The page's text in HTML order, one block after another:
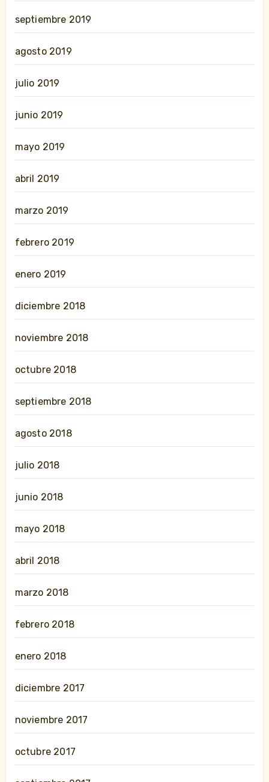
septiembre 2019
agosto 2019
julio 2019
junio 2019
mayo 2019
abril 2019
marzo 2019
febrero 2019
enero 2019
diciembre 2018
noviembre 2018
octubre 2018
septiembre 2018
agosto 2018
julio 2018
junio 2018
mayo 2018
abril 2018
marzo 2018
febrero 2018
enero 2018
diciembre 2017
noviembre 2017
octubre 2017